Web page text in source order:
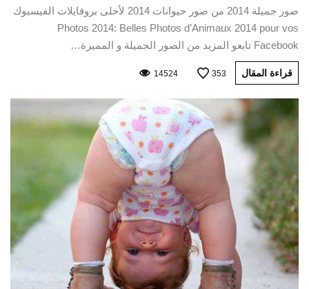
صور جميلة 2014 من صور حيوانات 2014 لأحلى بروفايلات الفيسبوك
Photos 2014: Belles Photos d’Animaux 2014 pour vos
Facebook تابعو المزيد من الصور الجميلة و المميزة…
قراءة المقال 353
14524